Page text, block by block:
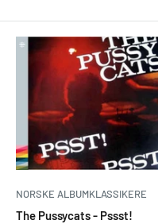
NORSKE ALBUMKLASSIKERE
The Pussycats - Pssst!